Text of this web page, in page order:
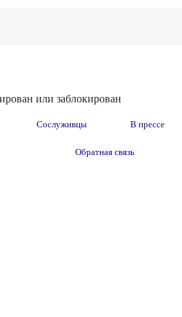
или заблокирован
Сослуживцы В прессе
Обратная связь